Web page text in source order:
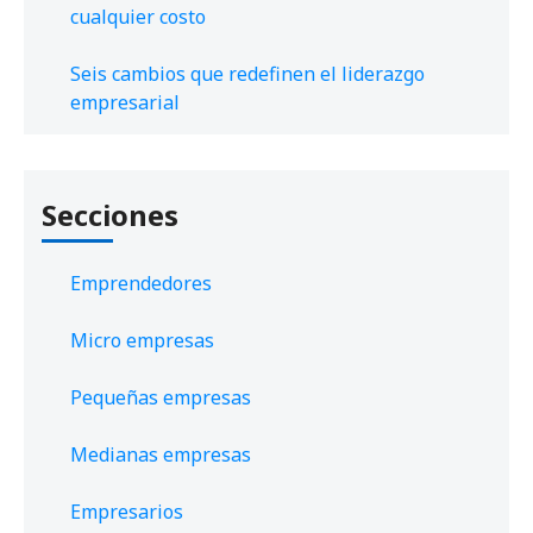
cualquier costo
Seis cambios que redefinen el liderazgo
empresarial
Secciones
Emprendedores
Micro empresas
Pequeñas empresas
Medianas empresas
Empresarios